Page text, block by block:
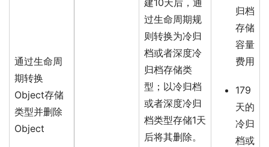
通过生命周
期转换
Object存储
类型并删除
Object
过生命周期规
则转换为冷归
档或者深度冷
归档存储类
型；以冷归档
或者深度冷归
档类型存储1天
后将其删除。
归档
存储
容量
费用
179
天的
冷归
档或